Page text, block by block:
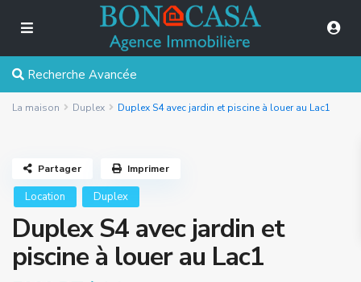
Recherche Avancée
La maison Duplex Duplex S4 avec jardin et piscine à louer au Lac1
Location Duplex
Duplex S4 avec jardin et
piscine à louer au Lac1
Partager Imprimer